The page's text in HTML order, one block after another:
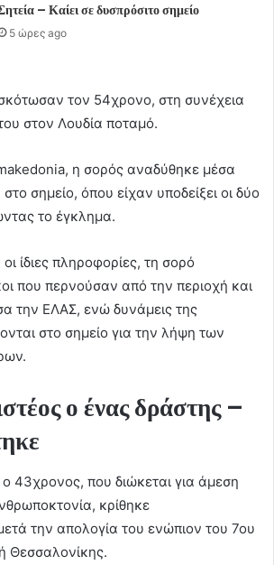
– Καίει σε δυσπρόσιτο σημείο
5 ώρες ago
τον 54χρονο, στη συνέχεια
στον Λουδία ποταμό.
η σορός αναδύθηκε μέσα
σημείο, όπου είχαν υποδείξει οι δύο
το έγκλημα.
ίδιες πληροφορίες, τη σορό
που περνούσαν από την περιοχή και
την ΕΛΑΣ, ενώ δυνάμεις της
στο σημείο για την λήψη των
ο ένας δράστης –
ο 43χρονος, που διώκεται για άμεση
κρίθηκε
την απολογία του ενώπιον του 7ου
Θεσσαλονίκης.